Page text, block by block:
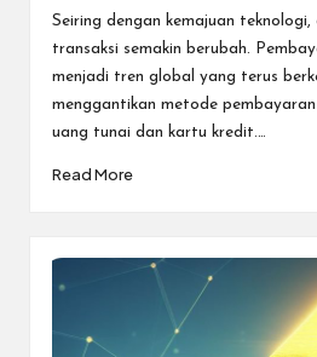
by
Seiring dengan kemajuan
transaksi semakin berubah.
menjadi tren global yang terus
menggantikan metode
uang tunai dan kartu kredit.…
Read More